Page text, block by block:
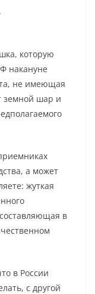
которую
накануне
не имеющая
земной шар и
а может
жуткая
в
в России
с другой